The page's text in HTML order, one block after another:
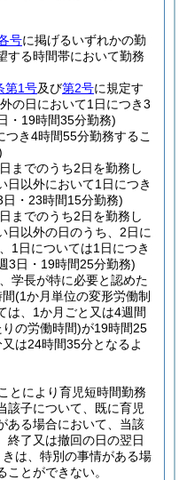
号に掲げるいずれかの勤
する時間帯において勤務
第1号及び第2号に規定す
の日において1日につき3
・19時間35分勤務)
き4時間55分勤務するこ
までのうち2日を勤務し
日以外において1日につき
日・23時間15分勤務)
までのうち2日を勤務し
日以外の日のうち、2日に
1日については1日につき
3日・19時間25分勤務)
学長が特に必要と認めた
(1か月単位の変形労働制
は、1か月ごと又は4週間
の労働時間)が19時間25
は24時間35分となるよ
とにより育児短時間勤務
該子について、既に育児
ある場合において、当該
終了又は撤回の日の翌日
は、特別の事情がある場
とができない。